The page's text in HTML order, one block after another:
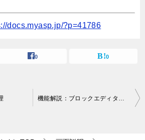
docs.myasp.jp/?p=41786
0 0
機能解説：ブロックエディタの左メニュー